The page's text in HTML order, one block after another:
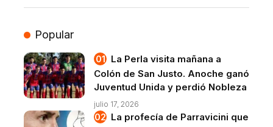
Popular
La Perla visita mañana a
Colón de San Justo. Anoche ganó
Juventud Unida y perdió Nobleza
julio 17, 2026
La profecía de Parravicini que